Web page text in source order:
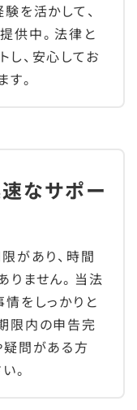
を活かして、
供中。法律と
、安心してお
。
なサポー
があり、時間
りません。当法
をしっかりと
限内の申告完
疑問がある方
。